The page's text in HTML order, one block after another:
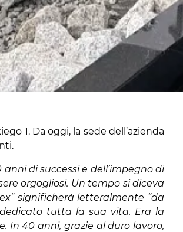
1. Da oggi, la sede dell’azienda
di successi e dell’impegno di
orgogliosi. Un tempo si diceva
significherà letteralmente “da
dedicato tutta la sua vita. Era la
In 40 anni, grazie al duro lavoro,